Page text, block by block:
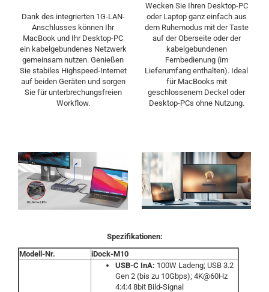
Dank des integrierten 1G-LAN-
Anschlusses können Ihr
MacBook und Ihr Desktop-PC
ein kabelgebundenes Netzwerk
gemeinsam nutzen. Genießen
Sie stabiles Highspeed-Internet
auf beiden Geräten und sorgen
Sie für unterbrechungsfreien
Workflow.
Wecken Sie Ihren Desktop-PC
oder Laptop ganz einfach aus
dem Ruhemodus mit der Taste
auf der Oberseite oder der
kabelgebundenen
Fernbedienung (im
Lieferumfang enthalten). Ideal
für MacBooks mit
geschlossenem Deckel oder
Desktop-PCs ohne Nutzung.
Spezifikationen:
Modell-Nr.
iDock-M10
USB-C InA: 100W Ladeng; USB 3.2
Gen 2 (bis zu 10Gbps); 4K@60Hz
4:4:4 8bit Bild-Signal